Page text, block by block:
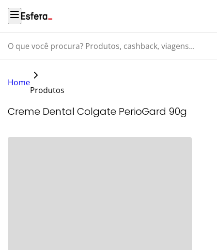
O que você procura? Produtos, cashback, viagens...
Home
Produtos
Creme Dental Colgate PerioGard 90g